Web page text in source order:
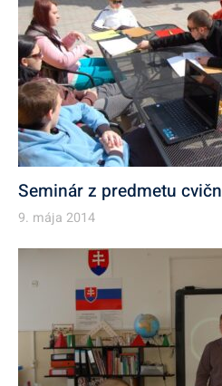
Seminár z predmetu
9. mája 2014